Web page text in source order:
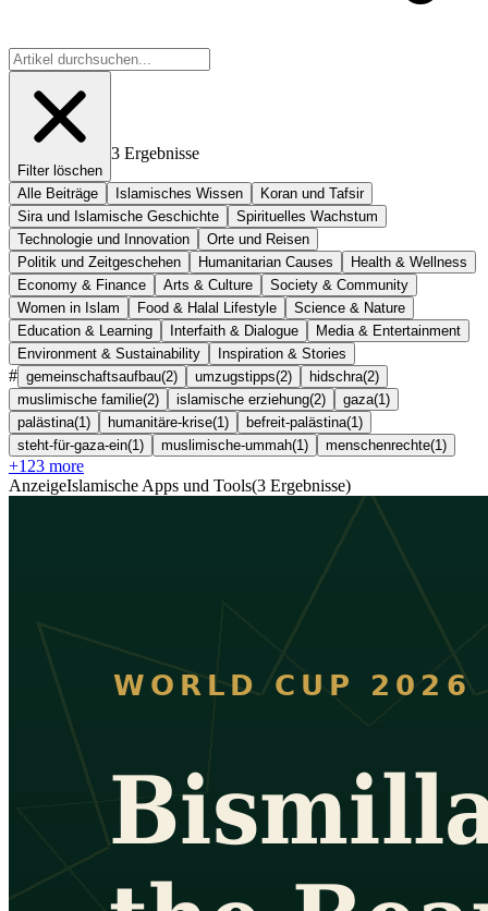
Filter löschen
3 Ergebnisse
Alle Beiträge Islamisches Wissen
Koran und Tafsir
Sira und Islamische Geschichte
Spirituelles Wachstum
Technologie und Innovation
Orte und Reisen
Politik und Zeitgeschehen
Humanitarian Causes
Health & Wellness
Economy & Finance
Arts & Culture
Society & Community
Women in Islam
Food & Halal Lifestyle
Science & Nature
Education & Learning
Interfaith & Dialogue
Media & Entertainment
Environment & Sustainability
Inspiration & Stories
# gemeinschaftsaufbau(2) umzugstipps(2) hidschra(2)
muslimische familie(2) islamische erziehung(2) gaza(1 )
palästina(1 ) humanitäre-krise(1 ) befreit-palästina(1 )
steht-für-gaza-ein(1 ) muslimische-ummah(1 ) menschenrechte(1 )
+123 more
AnzeigeIslamische Apps und Tools(3 Ergebnisse)